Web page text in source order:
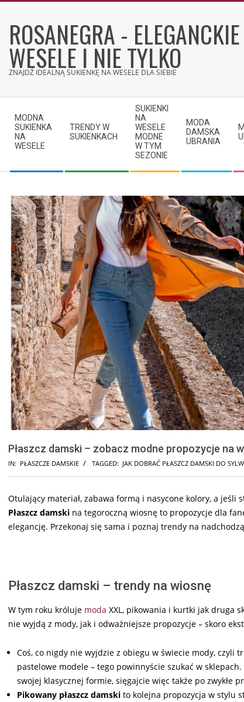
contentROSANEGRA -
WESELE I NIE TYLKO
ZNAJDŹ IDEALNĄ SUKIENKĘ NA WESELE DLA SIEBIE
Navigation
Menu
MODNA
SUKIENKA
NA
WESELE
TRENDY W
SUKIENKACH
SUKIENKI
NA
WESELE
MODNE
W TYM
SEZONIE
MODA
DAMSKA
UBRANIA
Płaszcz damski – zobacz modne propozycje na
IN: PŁASZCZE DAMSKIE TAGGED: JAK DOBRAĆ PŁASZCZ DAMSKI DO
Otulający materiał, zabawa formą i nasycone kolory, a jeśli
Płaszcz damski na tegoroczną wiosnę to propozycje dla
elegancję. Przekonaj się sama i poznaj trendy na
Płaszcz damski – trendy na wiosnę
W tym roku króluje moda XXL, pikowania i kurtki jak druga
nie wyjdą z mody, jak i odważniejsze propozycje – skoro
Coś, co nigdy nie wyjdzie z obiegu w świecie mody, czyli
pastelowe modele – tego powinnyście szukać w
swojej klasycznej formie, sięgajcie więc także po zwykłe
Pikowany płaszcz damski to kolejna propozycja w stylu